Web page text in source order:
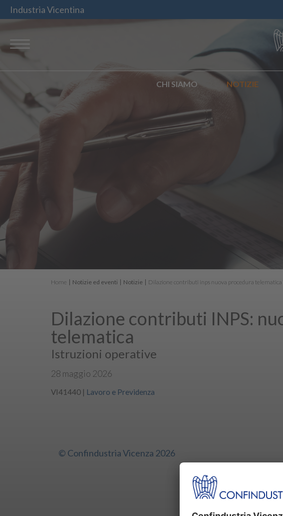
Industria Vicentina
CHI SIAMO NOTIZIE
Home Notizie ed eventi Notizie Dilazione contributi inps nuova procedura
Dilazione contributi INPS:
telematica
Istruzioni operative
28 maggio 2026
VI41440 | Lavoro e Previdenza
© Confindustria Vicenza 2026